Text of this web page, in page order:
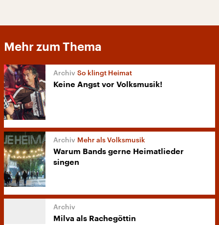
Mehr zum Thema
So klingt Heimat
Keine Angst vor Volksmusik!
Mehr als Volksmusik
Warum Bands gerne Heimatlieder
singen
Milva als Rachegöttin